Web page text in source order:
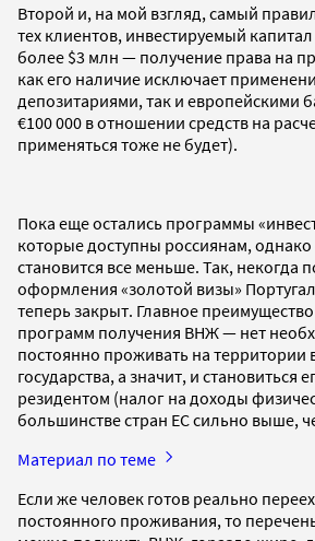
Второй и, на мой взгляд, самый
тех клиентов, инвестируемый
более $3 млн — получение права на
как его наличие исключает
депозитариями, так и европейскими
€100 000 в отношении средств на
применяться тоже не будет).
Пока еще остались программы
которые доступны россиянам,
становится все меньше. Так, некогда
оформления «золотой визы»
теперь закрыт. Главное
программ получения ВНЖ — нет
постоянно проживать на
государства, а значит, и становиться
резидентом (налог на доходы
большинстве стран ЕС сильно выше,
Материал по теме
Если же человек готов реально
постоянного проживания, то